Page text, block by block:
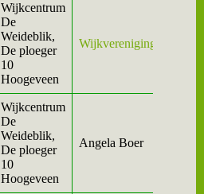
Wijkcentrum
De
Weideblik,
De ploeger
10
Hoogeveen
Wijkvereniging
Wijkcentrum
De
Weideblik,
De ploeger
10
Hoogeveen
Angela Boer